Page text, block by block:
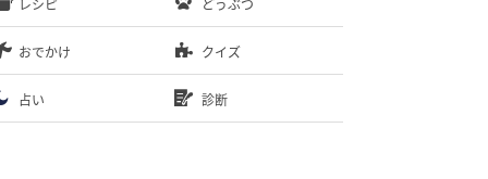
レシピ どうぶつ
おでかけ クイズ
占い 診断